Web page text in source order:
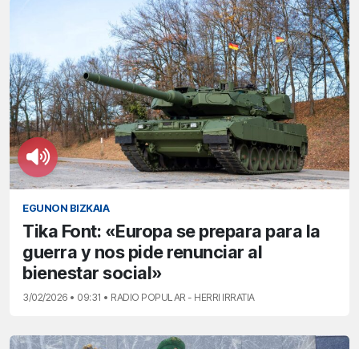
EGUNON BIZKAIA
Tika Font: «Europa se prepara para la
guerra y nos pide renunciar al
bienestar social»
3/02/2026 • 09:31 • RADIO POPULAR - HERRI IRRATIA